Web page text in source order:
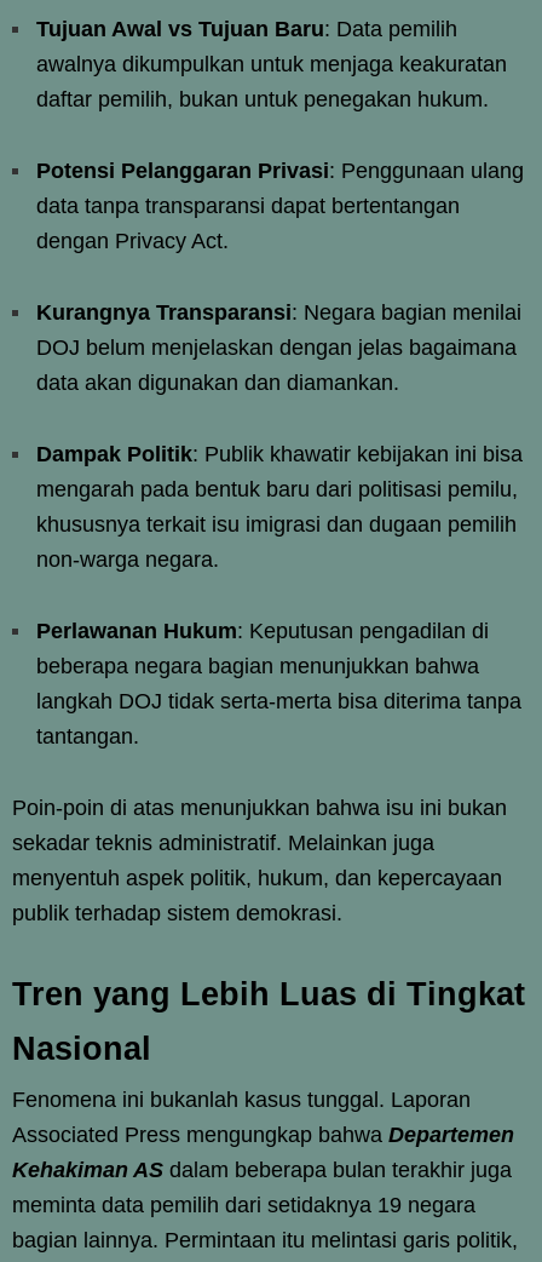
Tujuan Awal vs Tujuan Baru: Data pemilih
awalnya dikumpulkan untuk menjaga keakuratan
daftar pemilih, bukan untuk penegakan hukum.
Potensi Pelanggaran Privasi: Penggunaan ulang
data tanpa transparansi dapat bertentangan
dengan Privacy Act.
Kurangnya Transparansi: Negara bagian menilai
DOJ belum menjelaskan dengan jelas bagaimana
data akan digunakan dan diamankan.
Dampak Politik: Publik khawatir kebijakan ini bisa
mengarah pada bentuk baru dari politisasi pemilu,
khususnya terkait isu imigrasi dan dugaan pemilih
non-warga negara.
Perlawanan Hukum: Keputusan pengadilan di
beberapa negara bagian menunjukkan bahwa
langkah DOJ tidak serta-merta bisa diterima tanpa
tantangan.
Poin-poin di atas menunjukkan bahwa isu ini bukan
sekadar teknis administratif. Melainkan juga
menyentuh aspek politik, hukum, dan kepercayaan
publik terhadap sistem demokrasi.
Tren yang Lebih Luas di Tingkat
Nasional
Fenomena ini bukanlah kasus tunggal. Laporan
Associated Press mengungkap bahwa Departemen
Kehakiman AS dalam beberapa bulan terakhir juga
meminta data pemilih dari setidaknya 19 negara
bagian lainnya. Permintaan itu melintasi garis politik,